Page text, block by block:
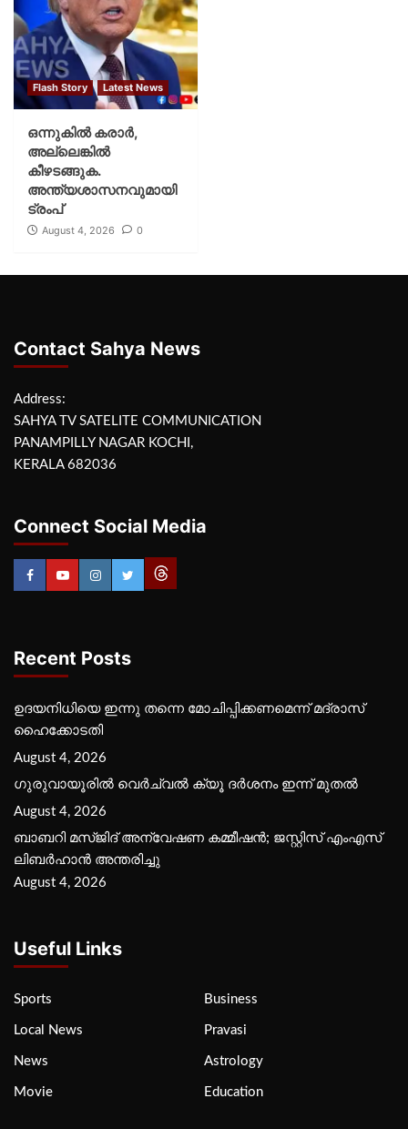
Flash Story Latest News
ഒന്നുകില്‍ കരാര്‍,
അല്ലെങ്കില്‍
കീഴടങ്ങുക.
അന്ത്യശാസനവുമായി
ട്രംപ്
August 4, 2026 0
Contact Sahya News
Address:
SAHYA TV SATELITE COMMUNICATION
PANAMPILLY NAGAR KOCHI,
KERALA 682036
Connect Social Media
Recent Posts
ഉദയനിധിയെ ഇന്നു തന്നെ മോചിപ്പിക്കണമെന്ന് മദ്രാസ്
ഹൈക്കോടതി
August 4, 2026
ഗുരുവായൂരില്‍ വെര്‍ച്വല്‍ ക്യൂ ദര്‍ശനം ഇന്ന് മുതല്‍
August 4, 2026
ബാബറി മസ്ജിദ് അന്വേഷണ കമ്മീഷന്‍; ജസ്റ്റിസ് എംഎസ്
ലിബര്‍ഹാന്‍ അന്തരിച്ചു
August 4, 2026
Useful Links
Sports Business
Local News Pravasi
News Astrology
Movie Education